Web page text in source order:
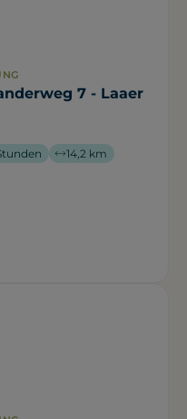
7 - Laaer
14,2 km